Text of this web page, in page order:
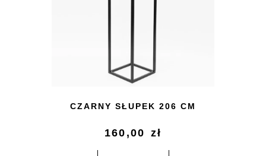
CZARNY SŁUPEK 206 CM
160,00 zł